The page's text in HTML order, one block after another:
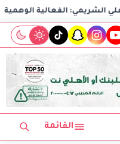
السفير
youtube
instagram
snapchat
tiktok
القائمة